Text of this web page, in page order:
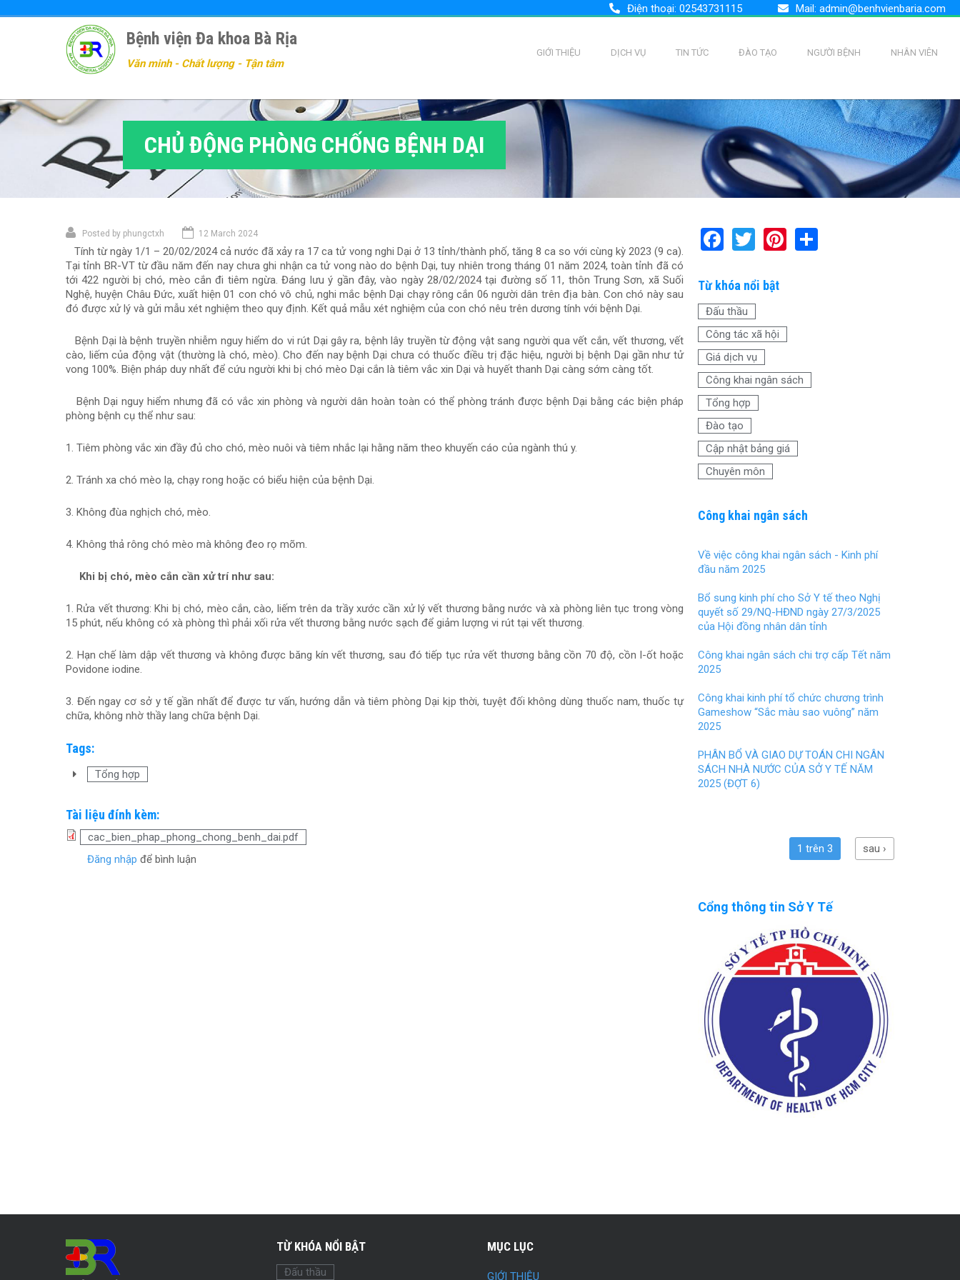
đến
Điện thoại: 02543731115 Mail: admin@benhvienbaria.com
Bệnh viện Đa khoa Bà Rịa
Văn minh - Chất lượng - Tận tâm
GIỚI THIỆU DỊCH VỤ TIN TỨC ĐÀO TẠO NGƯỜI BỆNH NHÂN VIÊN
CHỦ ĐỘNG PHÒNG CHỐNG BỆNH DẠI
Posted by phungctxh 12 March 2024
Tính từ ngày 1/1 – 20/02/2024 cả nước đã xảy ra 17 ca tử vong nghi Dại ở 13 tỉnh/thành phố, tăng 8 ca so với cùng kỳ 2023 (9 ca).
Tại tỉnh BR-VT từ đầu năm đến nay chưa ghi nhận ca tử vong nào do bệnh Dại, tuy nhiên trong tháng 01 năm 2024, toàn tỉnh đã có
tới 422 người bị chó, mèo cắn đi tiêm ngừa. Đáng lưu ý gần đây, vào ngày 28/02/2024 tại đường số 11, thôn Trung Sơn, xã Suối
Nghệ, huyện Châu Đức, xuất hiện 01 con chó vô chủ, nghi mắc bệnh Dại chạy rông cắn 06 người dân trên địa bàn. Con chó này sau
đó được xử lý và gửi mẫu xét nghiệm theo quy định. Kết quả mẫu xét nghiệm của con chó nêu trên dương tính với bệnh Dại.
Bệnh Dại là bệnh truyền nhiễm nguy hiểm do vi rút Dại gây ra, bệnh lây truyền từ động vật sang người qua vết cắn, vết thương, vết
cào, liếm của động vật (thường là chó, mèo). Cho đến nay bệnh Dại chưa có thuốc điều trị đặc hiệu, người bị bệnh Dại gần như tử
vong 100%. Biện pháp duy nhất để cứu người khi bị chó mèo Dại cắn là tiêm vắc xin Dại và huyết thanh Dại càng sớm càng tốt.
Bệnh Dại nguy hiểm nhưng đã có vắc xin phòng và người dân hoàn toàn có thể phòng tránh được bệnh Dại bằng các biện pháp
phòng bệnh cụ thể như sau:
1. Tiêm phòng vắc xin đầy đủ cho chó, mèo nuôi và tiêm nhắc lại hằng năm theo khuyến cáo của ngành thú y.
2. Tránh xa chó mèo lạ, chạy rong hoặc có biểu hiện của bệnh Dại.
3. Không đùa nghịch chó, mèo.
4. Không thả rông chó mèo mà không đeo rọ mõm.
Khi bị chó, mèo cắn cần xử trí như sau:
1. Rửa vết thương: Khi bị chó, mèo cắn, cào, liếm trên da trầy xước cần xử lý vết thương bằng nước và xà phòng liên tục trong vòng
15 phút, nếu không có xà phòng thì phải xối rửa vết thương bằng nước sạch để giảm lượng vi rút tại vết thương.
2. Hạn chế làm dập vết thương và không được băng kín vết thương, sau đó tiếp tục rửa vết thương bằng cồn 70 độ, cồn I-ốt hoặc
Povidone iodine.
3. Đến ngay cơ sở y tế gần nhất để được tư vấn, hướng dẫn và tiêm phòng Dại kịp thời, tuyệt đối không dùng thuốc nam, thuốc tự
chữa, không nhờ thầy lang chữa bệnh Dại.
Tags:
Tổng hợp
Tài liệu đính kèm:
cac_bien_phap_phong_chong_benh_dai.pdf
Đăng nhập để bình luận
F
ce
b
o
o
k
T
tt
er
Pi
t
Từ khóa nổi bật
Đấu thầu
Công tác xã hội
Giá dịch vụ
Công khai ngân sách
Tổng hợp
Đào tạo
Cập nhật bảng giá
Chuyên môn
Công khai ngân sách
Về việc công khai ngân sách - Kinh phí
đầu năm 2025
Bổ sung kinh phí cho Sở Y tế theo Nghị
quyết số 29/NQ-HĐND ngày 27/3/2025
của Hội đồng nhân dân tỉnh
Công khai ngân sách chi trợ cấp Tết năm
2025
Công khai kinh phí tổ chức chương trình
Gameshow “Sắc màu sao vuông” năm
2025
PHÂN BỔ VÀ GIAO DỰ TOÁN CHI NGÂN
SÁCH NHÀ NƯỚC CỦA SỞ Y TẾ NĂM
2025 (ĐỢT 6)
1 trên 3 sau ›
Cổng thông tin Sở Y Tế
TỪ KHÓA NỔI BẬT
Đấu thầu
MỤC LỤC
GIỚI THIỆU